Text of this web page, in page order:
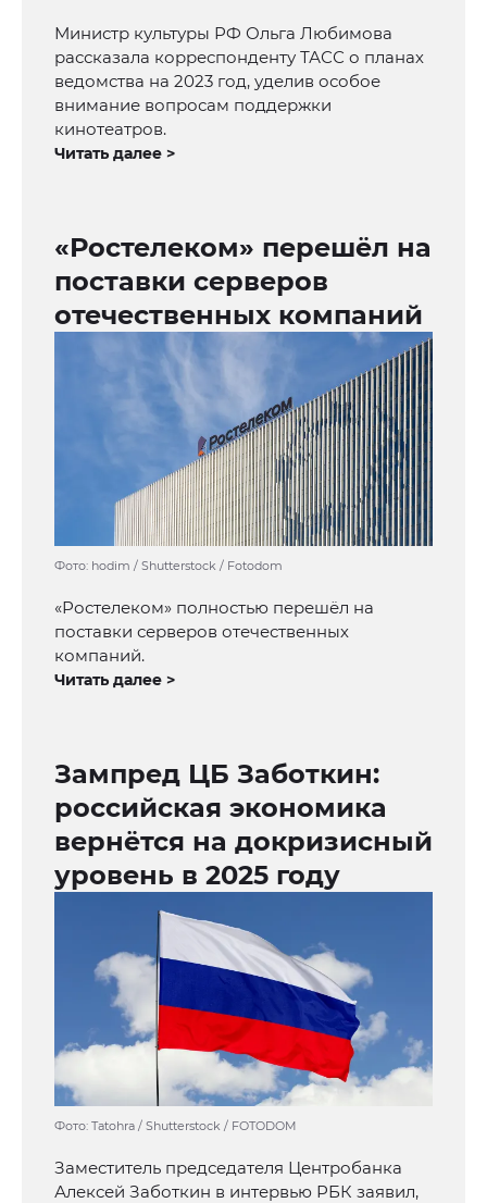
Министр культуры РФ Ольга Любимова
рассказала корреспонденту ТАСС о планах
ведомства на 2023 год, уделив особое
внимание вопросам поддержки
кинотеатров.
Читать далее >
«Ростелеком» перешёл на
поставки серверов
отечественных компаний
Фото: hodim / Shutterstock / Fotodom
«Ростелеком» полностью перешёл на
поставки серверов отечественных
компаний.
Читать далее >
Зампред ЦБ Заботкин:
российская экономика
вернётся на докризисный
уровень в 2025 году
Фото: Tatohra / Shutterstock / FOTODOM
Заместитель председателя Центробанка
Алексей Заботкин в интервью РБК заявил,